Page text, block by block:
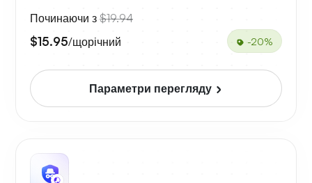
Починаючи з $19.94
$15.95/щорічний -20%
Параметри перегляду